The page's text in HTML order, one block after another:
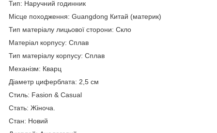
Тип: Наручний годинник
Місце походження: Guangdong Китай (материк)
Тип матеріалу лицьової сторони: Скло
Матеріал корпусу: Сплав
Тип матеріалу корпусу: Сплав
Механізм: Кварц
Діаметр циферблата: 2,5 см
Стиль: Fasion & Casual
Стать: Жіноча.
Стан: Новий